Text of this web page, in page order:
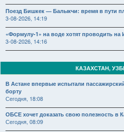
Поезд Бишкек — Балыкчи: время в пути
3-08-2026, 14:19
«Формулу-1» на воде хотят проводить на
3-08-2026, 14:16
КАЗАХСТАН,
В Астане впервые испытали
борту
Сегодня, 18:08
ОБСЕ хочет доказать свою полезность в
Сегодня, 08:09